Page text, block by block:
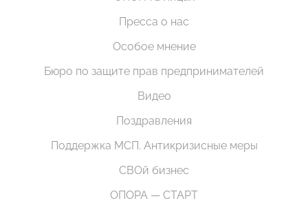
Пресса о нас
Особое мнение
Бюро по защите прав предпринимателей
Видео
Поздравления
Поддержка МСП. Антикризисные меры
СВОй бизнес
ОПОРА — СТАРТ